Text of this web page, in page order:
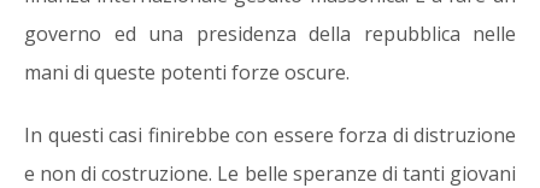
governo ed una presidenza della repubblica nelle
mani di queste potenti forze oscure.
In questi casi finirebbe con essere forza di distruzione
e non di costruzione. Le belle speranze di tanti giovani